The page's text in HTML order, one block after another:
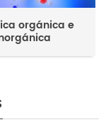
orgánica e